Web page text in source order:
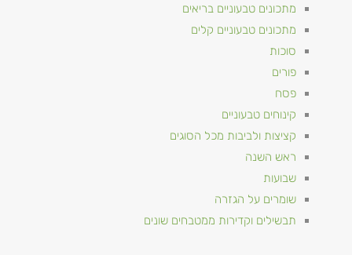
מתכונים טבעוניים​ בריאים
מתכונים טבעוניים קלים
סוכות
פורים
פסח
קינוחים טבעוניים
קציצות ולביבות מכל הסוגים
ראש השנה
שבועות
שומרים על הגזרה
תבשילים וקדירות ממטבחים שונים